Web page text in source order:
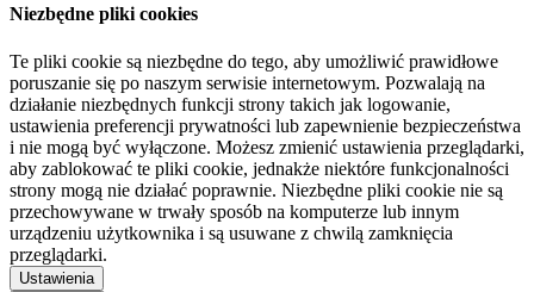
Niezbędne pliki cookies
Te pliki cookie są niezbędne do tego, aby umożliwić prawidłowe
poruszanie się po naszym serwisie internetowym. Pozwalają na
działanie niezbędnych funkcji strony takich jak logowanie,
ustawienia preferencji prywatności lub zapewnienie bezpieczeństwa
i nie mogą być wyłączone. Możesz zmienić ustawienia przeglądarki,
aby zablokować te pliki cookie, jednakże niektóre funkcjonalności
strony mogą nie działać poprawnie. Niezbędne pliki cookie nie są
przechowywane w trwały sposób na komputerze lub innym
urządzeniu użytkownika i są usuwane z chwilą zamknięcia
przeglądarki.
Ustawienia